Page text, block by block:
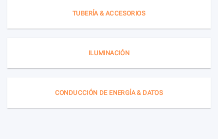
TUBERÍA & ACCESORIOS
ILUMINACIÓN
CONDUCCIÓN DE ENERGÍA & DATOS